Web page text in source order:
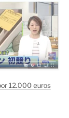
12.000 euros